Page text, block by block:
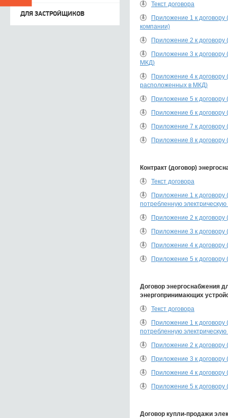
Текст договора
Приложение 1 к
компании)
Приложение 2 к договору
Приложение 3 к
МКД)
Приложение 4 к
расположенных в МКД)
Приложение 5 к договору
Приложение 6 к
Приложение 7 к
Приложение 8 к
Контракт (договор)
Текст договора
Приложение 1 к договору
потребленную
Приложение 2 к договору
Приложение 3 к договору
Приложение 4 к
Приложение 5 к договору
Договор энергоснабжения
энергопринимающих
Текст договора
Приложение 1 к договору
потребленную
Приложение 2 к договору
Приложение 3 к договору
Приложение 4 к
Приложение 5 к договору
Договор купли-продажи
ДЛЯ ЗАСТРОЙЩИКОВ